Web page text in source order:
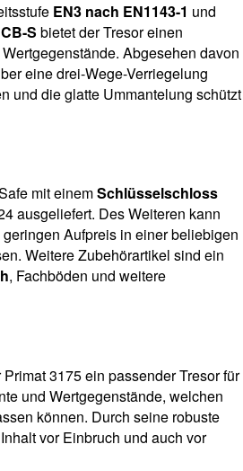
EN3 nach EN1143-1 und
S bietet der Tresor einen
Abgesehen davon
eine drei-Wege-Verriegelung
und die glatte Ummantelung schützt
mit einemSchlüsselschloss
ausgeliefert. Des Weiteren kann
Aufpreis in einer beliebigen
Weitere Zubehörartikel sind ein
, Fachböden und weitere
3175 ein passender Tresor für
und Wertgegenstände, welchen
können. Durch seine robuste
vor Einbruch und auch vor